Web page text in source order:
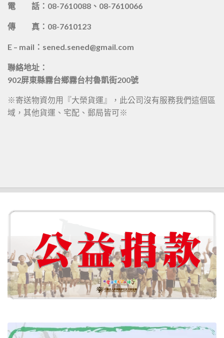
電 話：08-7610088、08-7610066
傳 真：08-7610123
E – mail：sened.sened@gmail.com
聯絡地址：
902屏東縣霧台鄉霧台村魯凱街200號
※寄送物資勿用『大榮貨運』，此公司沒有服務我們這個區
域，其他貨運、宅配、郵局皆可※